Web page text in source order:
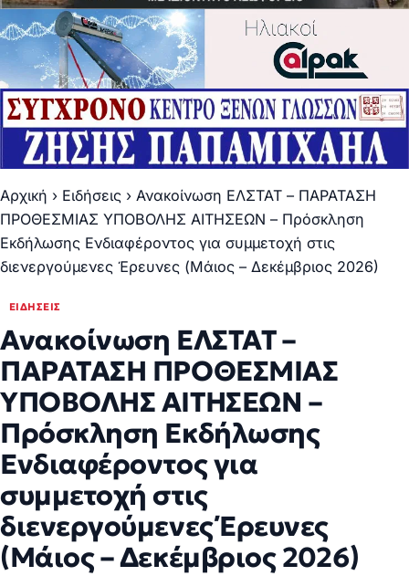
Αρχική › Ειδήσεις › Ανακοίνωση ΕΛΣΤΑΤ – ΠΑΡΑΤΑΣΗ
ΠΡΟΘΕΣΜΙΑΣ ΥΠΟΒΟΛΗΣ ΑΙΤΗΣΕΩΝ – Πρόσκληση
Εκδήλωσης Ενδιαφέροντος για συμμετοχή στις
διενεργούμενες Έρευνες (Μάιος – Δεκέμβριος 2026)
ΕΙΔΉΣΕΙΣ
Ανακοίνωση ΕΛΣΤΑΤ –
ΠΑΡΑΤΑΣΗ ΠΡΟΘΕΣΜΙΑΣ
ΥΠΟΒΟΛΗΣ ΑΙΤΗΣΕΩΝ –
Πρόσκληση Εκδήλωσης
Ενδιαφέροντος για
συμμετοχή στις
διενεργούμενες Έρευνες
(Μάιος – Δεκέμβριος 2026)